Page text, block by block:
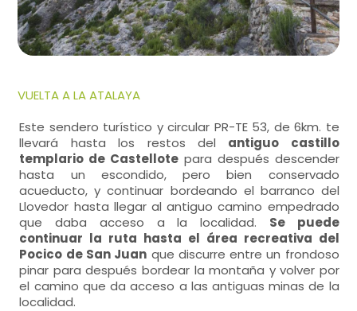
VUELTA A LA ATALAYA
Este sendero turístico y circular PR-TE 53, de 6km. te
llevará hasta los restos del antiguo castillo
templario de Castellote para después descender
hasta un escondido, pero bien conservado
acueducto, y continuar bordeando el barranco del
Llovedor hasta llegar al antiguo camino empedrado
que daba acceso a la localidad. Se puede
continuar la ruta hasta el área recreativa del
Pocico de San Juan que discurre entre un frondoso
pinar para después bordear la montaña y volver por
el camino que da acceso a las antiguas minas de la
localidad.